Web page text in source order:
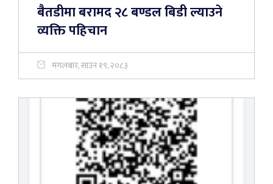
बैतडीमा बरामद २८ बण्डल बिडी ल्याउने
व्यक्ति पहिचान
मंगलबार, साउन १९, २०८३